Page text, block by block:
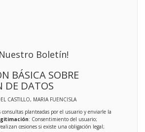
Boletín!
BÁSICA SOBRE
DE DATOS
CASTILLO, MARIA FUENCISLA
consultas planteadas por el usuario y enviarle la
: Consentimiento del usuario;
cesiones si existe una obligación legal;